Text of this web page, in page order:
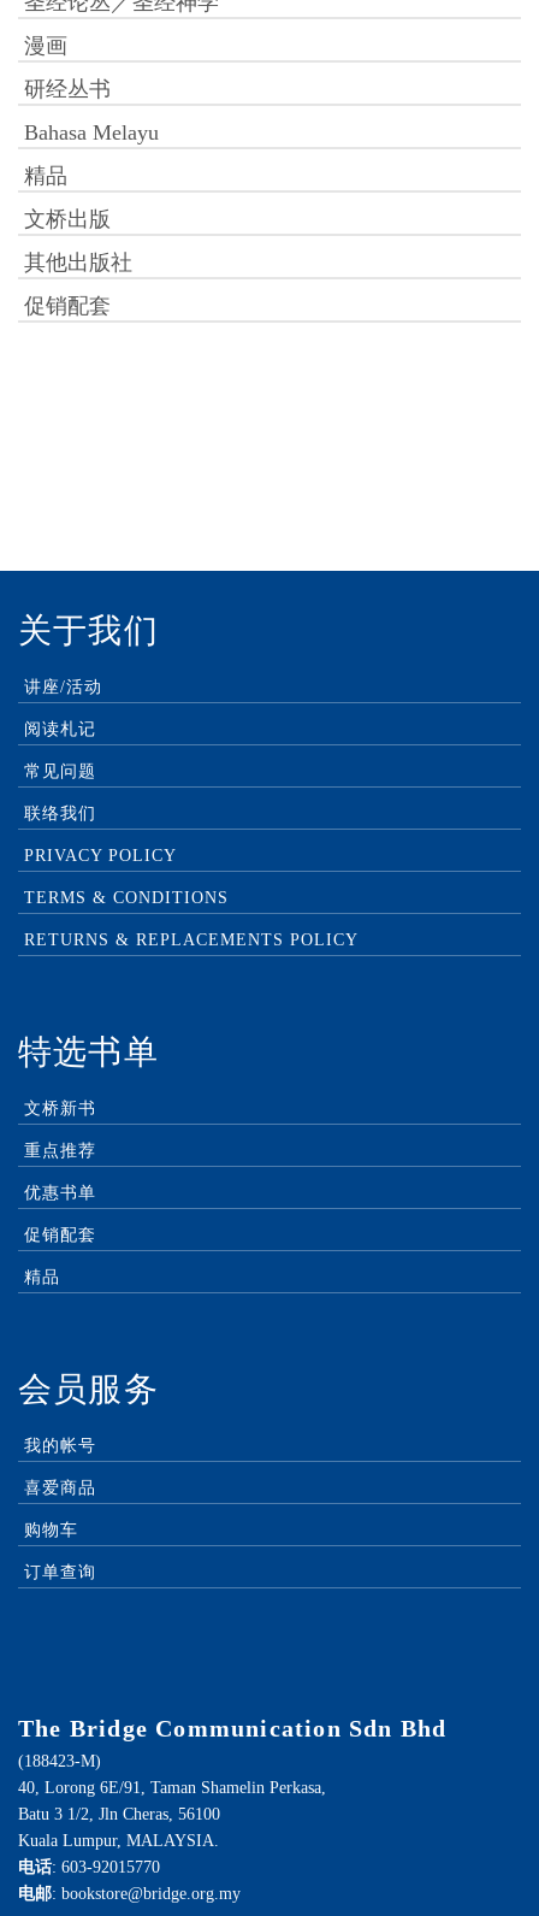
漫画
研经丛书
Bahasa Melayu
精品
文桥出版
其他出版社
促销配套
关于我们
讲座/活动
阅读札记
常见问题
联络我们
PRIVACY POLICY
TERMS & CONDITIONS
RETURNS & REPLACEMENTS POLICY
特选书单
文桥新书
重点推荐
优惠书单
促销配套
精品
会员服务
我的帐号
喜爱商品
购物车
订单查询
The Bridge Communication Sdn Bhd
(188423-M)
40, Lorong 6E/91, Taman Shamelin Perkasa,
Batu 3 1/2, Jln Cheras, 56100
Kuala Lumpur, MALAYSIA.
电话: 603-92015770
电邮: bookstore@bridge.org.my